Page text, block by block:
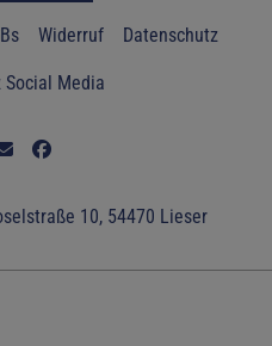
Widerruf Datenschutz
Social Media
10, 54470 Lieser